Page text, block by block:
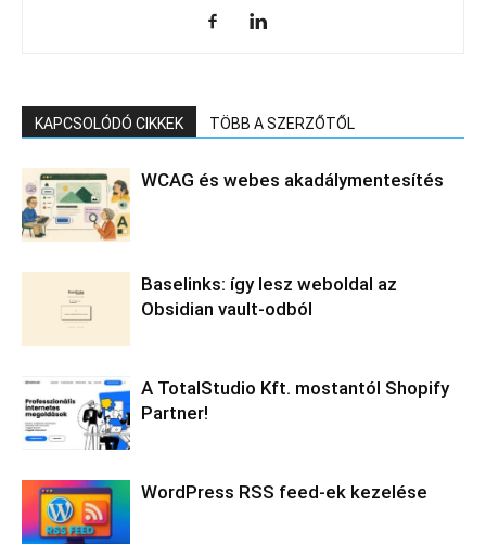
KAPCSOLÓDÓ CIKKEK TÖBB A SZERZŐTŐL
WCAG és webes akadálymentesítés
Baselinks: így lesz weboldal az
Obsidian vault-odból
A TotalStudio Kft. mostantól Shopify
Partner!
WordPress RSS feed-ek kezelése